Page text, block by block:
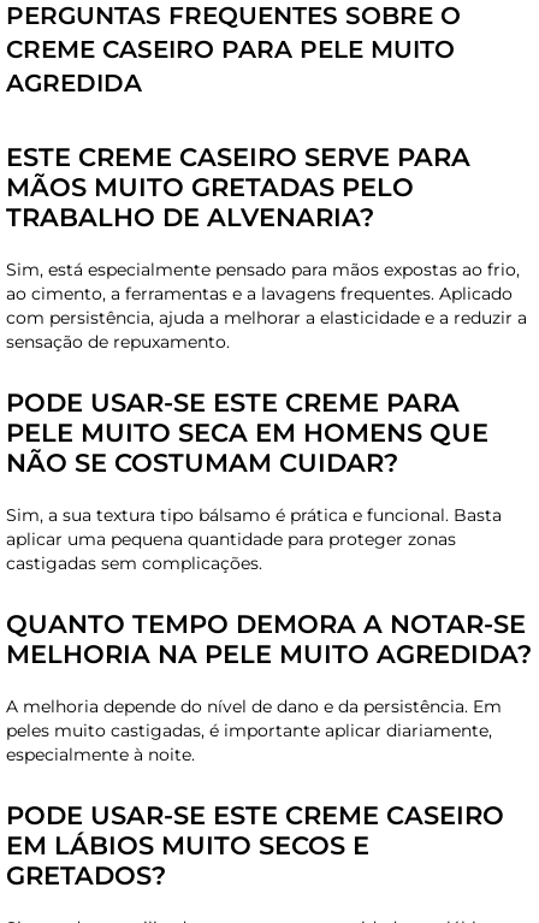
PERGUNTAS FREQUENTES SOBRE O
CREME CASEIRO PARA PELE MUITO
AGREDIDA
ESTE CREME CASEIRO SERVE PARA
MÃOS MUITO GRETADAS PELO
TRABALHO DE ALVENARIA?
Sim, está especialmente pensado para mãos expostas ao frio,
ao cimento, a ferramentas e a lavagens frequentes. Aplicado
com persistência, ajuda a melhorar a elasticidade e a reduzir a
sensação de repuxamento.
PODE USAR-SE ESTE CREME PARA
PELE MUITO SECA EM HOMENS QUE
NÃO SE COSTUMAM CUIDAR?
Sim, a sua textura tipo bálsamo é prática e funcional. Basta
aplicar uma pequena quantidade para proteger zonas
castigadas sem complicações.
QUANTO TEMPO DEMORA A NOTAR-SE
MELHORIA NA PELE MUITO AGREDIDA?
A melhoria depende do nível de dano e da persistência. Em
peles muito castigadas, é importante aplicar diariamente,
especialmente à noite.
PODE USAR-SE ESTE CREME CASEIRO
EM LÁBIOS MUITO SECOS E
GRETADOS?